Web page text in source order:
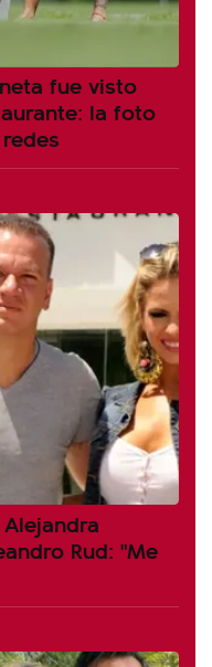
fue visto
la foto
Rud: "Me